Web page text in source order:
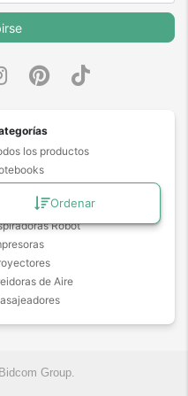
Ordenar
los productos
de Seguridad
Robot
de Aire
Group.